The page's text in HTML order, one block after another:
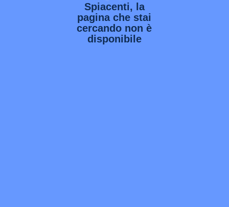
Spiacenti, la
pagina che stai
cercando non è
disponibile